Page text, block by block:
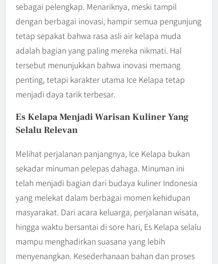
sebagai pelengkap. Menariknya, meski tampil
dengan berbagai inovasi, hampir semua pengunjung
tetap sepakat bahwa rasa asli air kelapa muda
adalah bagian yang paling mereka nikmati. Hal
tersebut menunjukkan bahwa inovasi memang
penting, tetapi karakter utama Ice Kelapa tetap
menjadi daya tarik terbesar.
Es Kelapa Menjadi Warisan Kuliner Yang
Selalu Relevan
Melihat perjalanan panjangnya, Ice Kelapa bukan
sekadar minuman pelepas dahaga. Minuman ini
telah menjadi bagian dari budaya kuliner Indonesia
yang melekat dalam berbagai momen kehidupan
masyarakat. Dari acara keluarga, perjalanan wisata,
hingga waktu bersantai di sore hari, Es Kelapa selalu
mampu menghadirkan suasana yang lebih
menyenangkan. Kesederhanaan bahan dan proses